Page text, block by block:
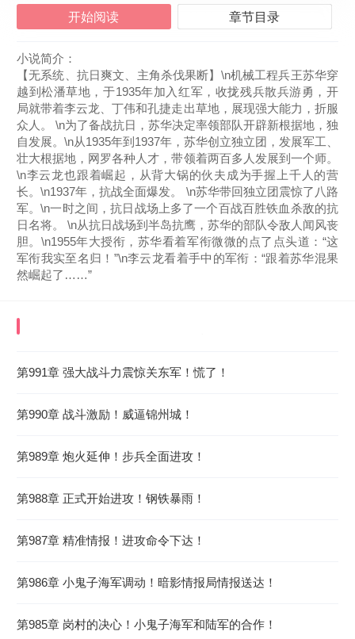
开始阅读 章节目录
小说简介：
【无系统、抗日爽文、主角杀伐果断】\n机械工程兵王苏华穿
越到松潘草地，于1935年加入红军，收拢残兵散兵游勇，开
局就带着李云龙、丁伟和孔捷走出草地，展现强大能力，折服
众人。 \n为了备战抗日，苏华决定率领部队开辟新根据地，独
自发展。\n从1935年到1937年，苏华创立独立团，发展军工、
壮大根据地，网罗各种人才，带领着两百多人发展到一个师。
\n李云龙也跟着崛起，从背大锅的伙夫成为手握上千人的营
长。\n1937年，抗战全面爆发。 \n苏华带回独立团震惊了八路
军。\n一时之间，抗日战场上多了一个百战百胜铁血杀敌的抗
日名将。 \n从抗日战场到半岛抗鹰，苏华的部队令敌人闻风丧
胆。\n1955年大授衔，苏华看着军衔微微的点了点头道：“这
军衔我实至名归！”\n李云龙看着手中的军衔：“跟着苏华混果
然崛起了……”
第991章 强大战斗力震惊关东军！慌了！
第990章 战斗激励！威逼锦州城！
第989章 炮火延伸！步兵全面进攻！
第988章 正式开始进攻！钢铁暴雨！
第987章 精准情报！进攻命令下达！
第986章 小鬼子海军调动！暗影情报局情报送达！
第985章 岗村的决心！小鬼子海军和陆军的合作！